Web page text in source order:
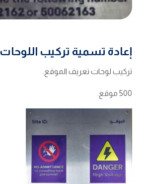
إعادة تسمية تركيب اللوحات
تركيب لوحات تعريف الموقع.
500 موقع.